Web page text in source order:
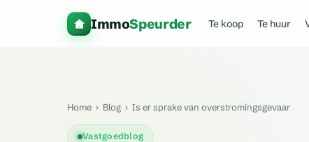
ImmoSpeurder Te koop Te huur
Home › Blog › Is er sprake van overstromingsgevaar
Vastgoedblog